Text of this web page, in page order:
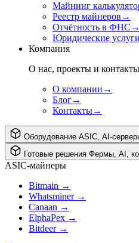
Майнинг
Реестр майнеров →
Отчётность в ФНС →
Юридические услуги
Компания
О нас, проекты и контакты
О компании →
Блог→
Контакты→
Оборудование ASIC, AI-
Готовые решения Фермы, AI,
ASIC-майнеры
Bitmain →
Whatsminer →
Canaan →
ElphaPex →
Bitdeer →